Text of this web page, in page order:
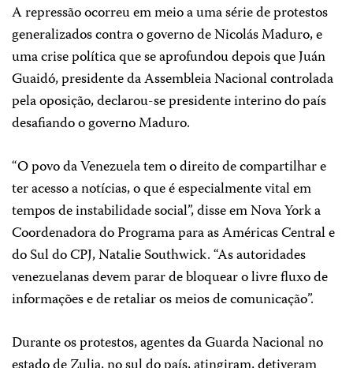
A repressão ocorreu em meio a uma série de protestos
generalizados contra o governo de Nicolás Maduro, e
uma crise política que se aprofundou depois que Juán
Guaidó, presidente da Assembleia Nacional controlada
pela oposição, declarou-se presidente interino do país
desafiando o governo Maduro.
“O povo da Venezuela tem o direito de compartilhar e
ter acesso a notícias, o que é especialmente vital em
tempos de instabilidade social”, disse em Nova York a
Coordenadora do Programa para as Américas Central e
do Sul do CPJ, Natalie Southwick. “As autoridades
venezuelanas devem parar de bloquear o livre fluxo de
informações e de retaliar os meios de comunicação”.
Durante os protestos, agentes da Guarda Nacional no